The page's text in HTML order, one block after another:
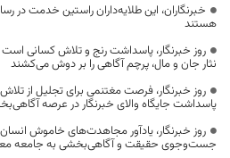
خبرنگاران، این طلایه‌داران راستین خدمت در
هستند
روز خبرنگار، پاسداشت رنج و تلاش کسانی
نثار جان و مال، پرچم آگاهی را بر دوش می‌کشند
روز خبرنگار، فرصت مغتنمی برای تجلیل از
پاسداشت جایگاه والای خبرنگار در عرصه
روز خبرنگار، یادآور مجاهدت‌های خاموش
جست‌وجوی حقیقت و آگاهی‌بخشی به جامعه